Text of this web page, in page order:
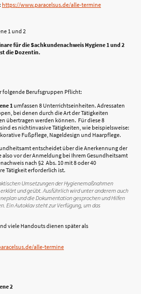
https://www.paracelsus.de/alle-termine
1 und 2
für die Sachkundenachweis Hygiene 1 und 2
die Dozentin.
folgende Berufsgruppen Pflicht:
1 umfassen 8 Unterrichtseinheiten. Adressaten
bei denen durch die Art der Tätigkeiten
übertragen werden können. Für diese 8
es nichtinvasive Tätigkeiten, wie beispielsweise:
Fußpflege, Nageldesign und Haarpflege.
entscheidet über die Anerkennung der
also vor der Anmeldung bei Ihrem Gesundheitsamt
nach §2 Abs. 10 mit 8 oder 40
Tätigkeit erforderlich ist.
Umsetzungen der Hygienemaßnahmen
und geübt. Ausführlich wird unter anderem auch
und die Dokumentation gesprochen und Hilfen
Ein Autoklav steht zur Verfügung, um das
viele Handouts dienen später als
alle-termine
2